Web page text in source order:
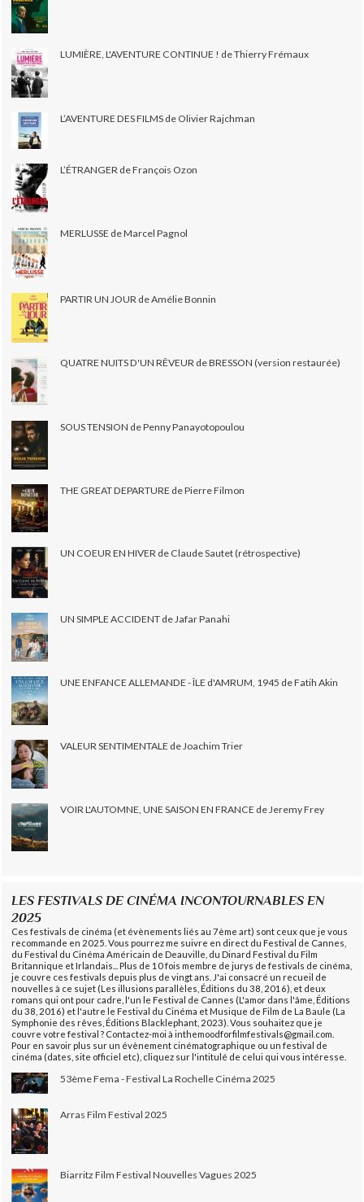
LUMIÈRE, L'AVENTURE CONTINUE ! de Thierry Frémaux
L’AVENTURE DES FILMS de Olivier Rajchman
L’ÉTRANGER de François Ozon
MERLUSSE de Marcel Pagnol
PARTIR UN JOUR de Amélie Bonnin
QUATRE NUITS D'UN RÊVEUR de BRESSON (version restaurée)
SOUS TENSION de Penny Panayotopoulou
THE GREAT DEPARTURE de Pierre Filmon
UN COEUR EN HIVER de Claude Sautet (rétrospective)
UN SIMPLE ACCIDENT de Jafar Panahi
UNE ENFANCE ALLEMANDE - ÎLE d'AMRUM, 1945 de Fatih Akin
VALEUR SENTIMENTALE de Joachim Trier
VOIR L'AUTOMNE, UNE SAISON EN FRANCE de Jeremy Frey
LES FESTIVALS DE CINÉMA INCONTOURNABLES EN
2025
Ces festivals de cinéma (et évènements liés au 7ème art) sont ceux que je vous
recommande en 2025. Vous pourrez me suivre en direct du Festival de Cannes,
du Festival du Cinéma Américain de Deauville, du Dinard Festival du Film
Britannique et Irlandais... Plus de 10 fois membre de jurys de festivals de cinéma,
je couvre ces festivals depuis plus de vingt ans. J'ai consacré un recueil de
nouvelles à ce sujet (Les illusions parallèles, Éditions du 38, 2016), et deux
romans qui ont pour cadre, l'un le Festival de Cannes (L'amor dans l'âme, Éditions
du 38, 2016) et l'autre le Festival du Cinéma et Musique de Film de La Baule (La
Symphonie des rêves, Éditions Blacklephant, 2023). Vous souhaitez que je
couvre votre festival ? Contactez-moi à inthemoodforfilmfestivals@gmail.com.
Pour en savoir plus sur un évènement cinématographique ou un festival de
cinéma (dates, site officiel etc), cliquez sur l'intitulé de celui qui vous intéresse.
53ème Fema - Festival La Rochelle Cinéma 2025
Arras Film Festival 2025
Biarritz Film Festival Nouvelles Vagues 2025